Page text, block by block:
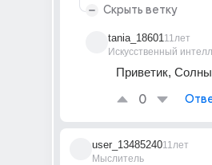
Скрыть ветку
tania_18601
Искусственный
11лет
Приветик,
0
user_13485240
Мыслитель
11лет